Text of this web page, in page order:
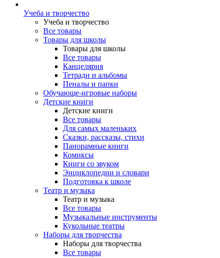
Учеба и творчество
Учеба и творчество
Все товары
Товары для школы
Товары для школы
Все товары
Канцелярия
Тетради и альбомы
Пеналы и папки
Обучающе-игровые наборы
Детские книги
Детские книги
Все товары
Для самых маленьких
Сказки, рассказы, стихи
Панорамные книги
Комиксы
Книги со звуком
Энциклопедии и словари
Подготовка к школе
Театр и музыка
Театр и музыка
Все товары
Музыкальные инструменты
Кукольные театры
Наборы для творчества
Наборы для творчества
Все товары